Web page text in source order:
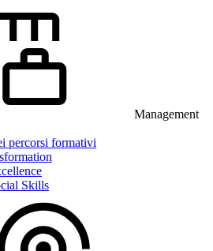
Management
percorsi formativi
Skills